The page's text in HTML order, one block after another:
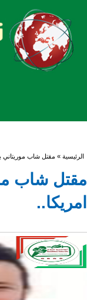
أنت هنا
الرئيسية » مقتل شاب موريتاني
مقتل شاب
امريكا..